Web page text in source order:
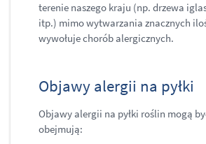
terenie naszego kraju (np. drzewa
itp.) mimo wytwarzania znacznych
wywołuje chorób alergicznych.
Objawy alergii na pyłki
Objawy alergii na pyłki roślin mogą
obejmują: